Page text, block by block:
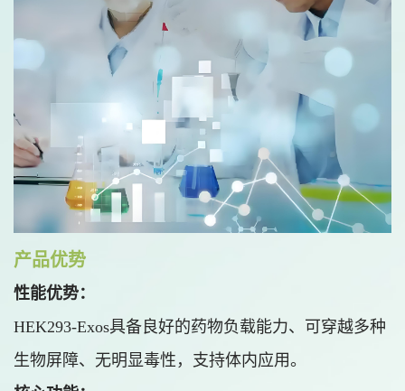
产品优势
性能优势：
HEK293-Exos具备良好的药物负载能力、可穿越多种
生物屏障、无明显毒性，支持体内应用。